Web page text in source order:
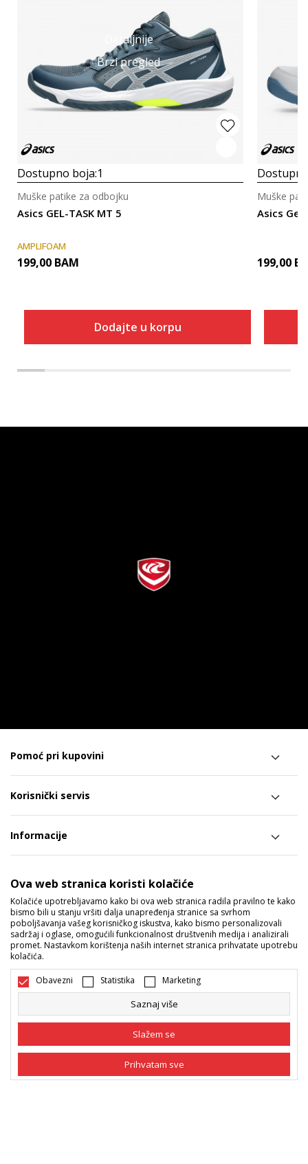
Detaljnije
Brzi pregled
Dostupno boja:1
Asics GEL-TASK MT 5
Muške patike za odbojku
AMPLIFOAM
199,00 BAM
Dodajte u korpu
Asics
Muške
199,00
Pomoć pri kupovini
Korisnički servis
Informacije
Pratite nas
Mi dijelimo naše tajne sa vama. Pratite nas na društvenim
mrežama i saznajte sve o promocijama, akcijama i novitetima.
Ova web stranica koristi kolačiće
Kolačiće upotrebljavamo kako bi ova web stranica radila pravilno te kako
bismo bili u stanju vršiti dalja unapređenja stranice sa svrhom
poboljšavanja vašeg korisničkog iskustva, kako bismo personalizovali
sadržaj i oglase, omogućili funkcionalnost društvenih medija i analizirali
promet. Nastavkom korištenja naših internet stranica prihvatate upotrebu
kolačića.
Obavezni Statistika Marketing
Saznaj više
Slažem se
Prihvatam sve